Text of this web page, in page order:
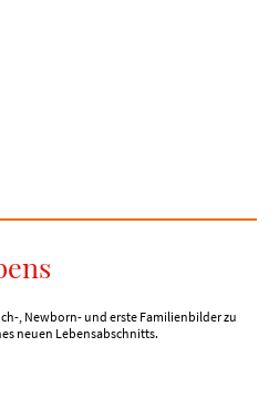
, Newborn- und erste Familienbilder zu
neuen Lebensabschnitts.